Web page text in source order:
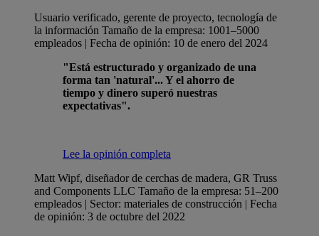
Usuario verificado, gerente de proyecto, tecnología de
la información Tamaño de la empresa: 1001–5000
empleados | Fecha de opinión: 10 de enero del 2024
"Está estructurado y organizado de una
forma tan 'natural'... Y el ahorro de
tiempo y dinero superó nuestras
expectativas".
Lee la opinión completa
Matt Wipf, diseñador de cerchas de madera, GR Truss
and Components LLC Tamaño de la empresa: 51–200
empleados | Sector: materiales de construcción | Fecha
de opinión: 3 de octubre del 2022